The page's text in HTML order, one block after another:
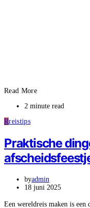
Read More
2 minute read
Rreistips
Praktische
byadmin
18 juni 2025
Een wereldreis maken is een